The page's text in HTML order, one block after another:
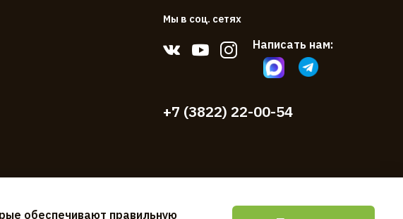
Мы в соц. сетях
Написать нам:
+7 (3822) 22-00-54
обеспечивают правильную